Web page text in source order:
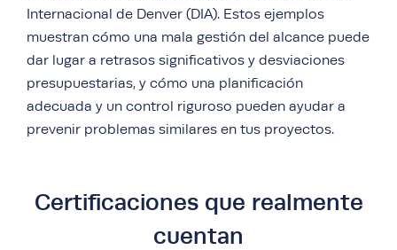
Internacional de Denver (DIA). Estos ejemplos
muestran cómo una mala gestión del alcance puede
dar lugar a retrasos significativos y desviaciones
presupuestarias, y cómo una planificación
adecuada y un control riguroso pueden ayudar a
prevenir problemas similares en tus proyectos.
Certificaciones que realmente
cuentan